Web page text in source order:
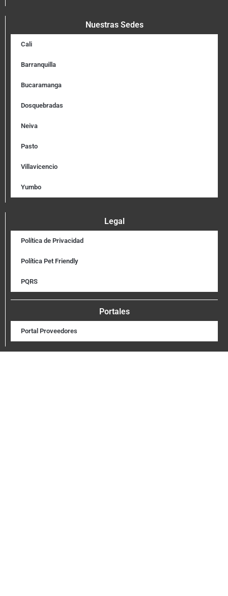
Nuestras Sedes
Cali
Barranquilla
Bucaramanga
Dosquebradas
Neiva
Pasto
Villavicencio
Yumbo
Legal
Política de Privacidad
Política Pet Friendly
PQRS
Portales
Portal Proveedores